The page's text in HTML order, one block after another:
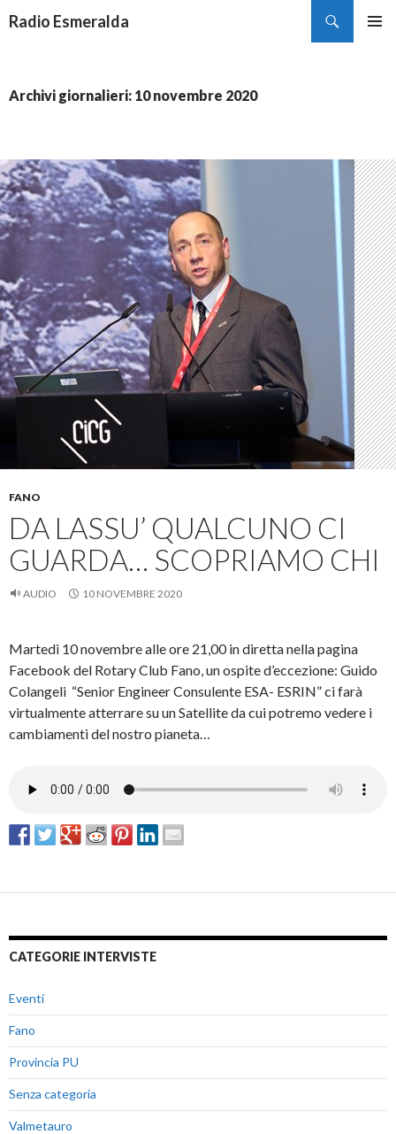
Radio Esmeralda
Archivi giornalieri: 10 novembre 2020
FANO
DA LASSU’ QUALCUNO CI
GUARDA… SCOPRIAMO CHI
AUDIO 10 NOVEMBRE 2020
Martedi 10 novembre alle ore 21,00 in diretta nella pagina
Facebook del Rotary Club Fano, un ospite d’eccezione: Guido
Colangeli “Senior Engineer Consulente ESA- ESRIN” ci farà
virtualmente atterrare su un Satellite da cui potremo vedere i
cambiamenti del nostro pianeta…
CATEGORIE INTERVISTE
Eventi
Fano
Provincia PU
Senza categoria
Valmetauro